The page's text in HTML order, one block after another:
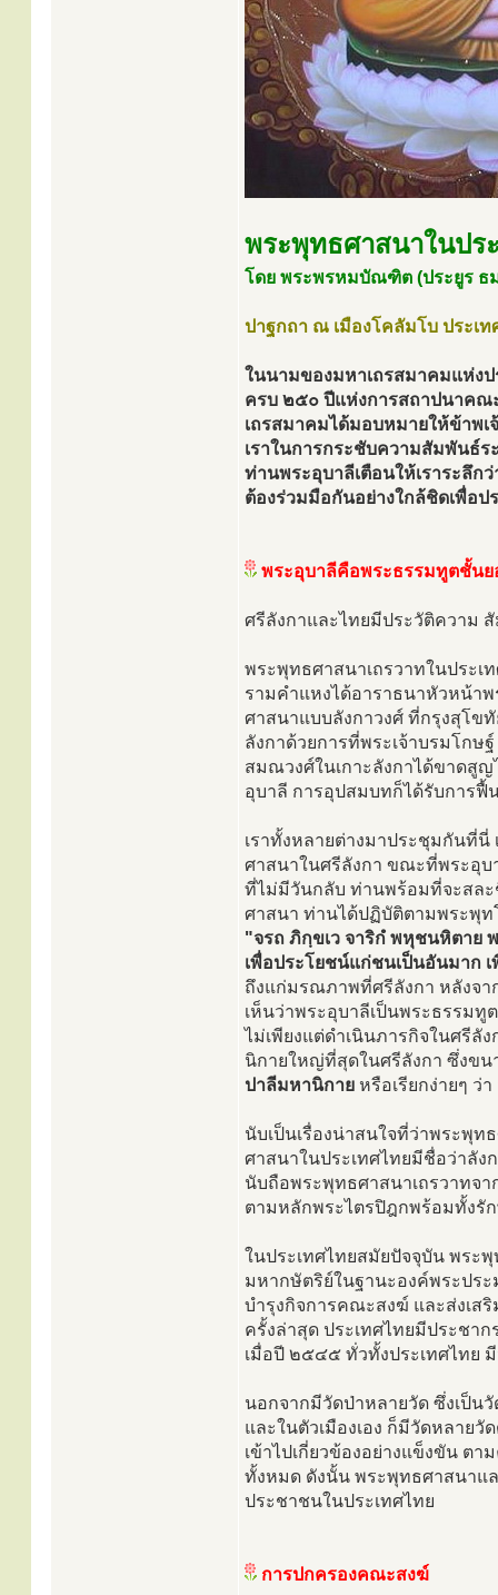
พระพุทธศาสนาในปร
โดย พระพรหมบัณฑิต (ประยูร ธ
ปาฐกถา ณ เมืองโคลัมโบ ประเ
ในนามของมหาเถรสมาคมแห่ง
ครบ ๒๕๐ ปีแห่งการสถาปนาคณ
เถรสมาคมได้มอบหมายให้ข้าพ
เราในการกระชับความสัมพันธ์
ท่านพระอุบาลีเตือนให้เราระลึ
ต้องร่วมมือกันอย่างใกล้ชิดเพื่อ
พระอุบาลีคือพระธรรมทูตชั้นย
ศรีลังกาและไทยมีประวัติความ
พระพุทธศาสนาเถรวาทในประเ
รามคำแหงได้อาราธนาหัวหน้า
ศาสนาแบบลังกาวงศ์ ที่กรุงสุโข
ลังกาด้วยการที่พระเจ้าบรมโก
สมณวงศ์ในเกาะลังกาได้ขาดสูญ
อุบาลี การอุปสมบทก็ได้รับการฟื้
เราทั้งหลายต่างมาประชุมกันที่
ศาสนาในศรีลังกา ขณะที่พระอุบ
ที่ไม่มีวันกลับ ท่านพร้อมที่จะสล
ศาสนา ท่านได้ปฏิบัติตามพระพุท
"จรถ ภิกฺขเว จาริกํ พหุชนหิตาย
เพื่อประโยชน์แก่ชนเป็นอันมาก
ถึงแก่มรณภาพที่ศรีลังกา หลังจา
เห็นว่าพระอุบาลีเป็นพระธรรมทู
ไม่เพียงแต่ดำเนินภารกิจในศรีลั
นิกายใหญ่ที่สุดในศรีลังกา ซึ่งข
ปาลีมหานิกาย หรือเรียกง่ายๆ ว่
นับเป็นเรื่องน่าสนใจที่ว่าพระพุ
ศาสนาในประเทศไทยมีชื่อว่าลัง
นับถือพระพุทธศาสนาเถรวาทจ
ตามหลักพระไตรปิฎกพร้อมทั้งรั
ในประเทศไทยสมัยปัจจุบัน พระ
มหากษัตริย์ในฐานะองค์พระปร
บำรุงกิจการคณะสงฆ์ และส่งเส
ครั้งล่าสุด ประเทศไทยมีประช
เมื่อปี ๒๕๔๕ ทั่วทั้งประเทศไทย
นอกจากมีวัดป่าหลายวัด ซึ่งเป็น
และในตัวเมืองเอง ก็มีวัดหลาย
เข้าไปเกี่ยวข้องอย่างแข็งขัน ต
ทั้งหมด ดังนั้น พระพุทธศาสนาแ
ประชาชนในประเทศไทย
การปกครองคณะสงฆ์